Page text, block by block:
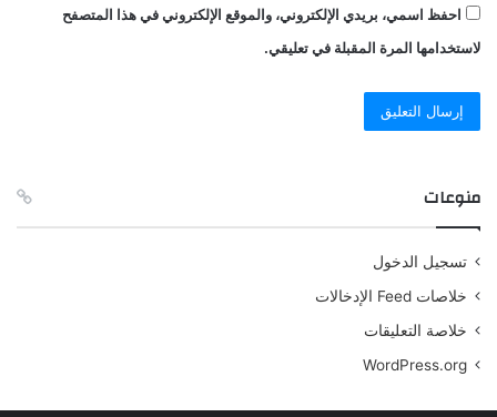
احفظ اسمي، بريدي الإلكتروني، والموقع الإلكتروني في هذا المتصفح
لاستخدامها المرة المقبلة في تعليقي.
منوعات
تسجيل الدخول
خلاصات Feed الإدخالات
خلاصة التعليقات
WordPress.org